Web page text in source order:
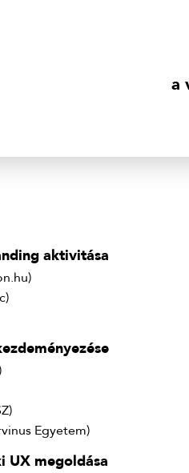
a
aktivitása
Egyetem)
UX megoldása